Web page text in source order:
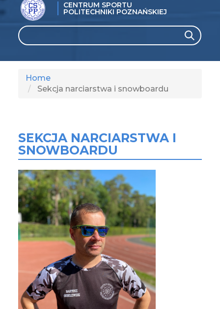
CENTRUM SPORTU
POLITECHNIKI POZNAŃSKIEJ
Search Search
Home
Sekcja narciarstwa i snowboardu
SEKCJA NARCIARSTWA I
SNOWBOARDU